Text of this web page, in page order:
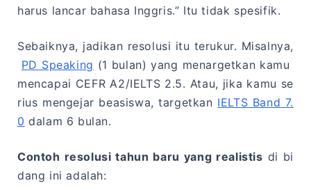
harus lancar bahasa Inggris.” Itu tidak spesifik.
Sebaiknya, jadikan resolusi itu terukur. Misalnya,
PD Speaking (1 bulan) yang menargetkan kamu
mencapai CEFR A2/IELTS 2.5. Atau, jika kamu se
rius mengejar beasiswa, targetkan IELTS Band 7.
0 dalam 6 bulan.
Contoh resolusi tahun baru yang realistis di bi
dang ini adalah: